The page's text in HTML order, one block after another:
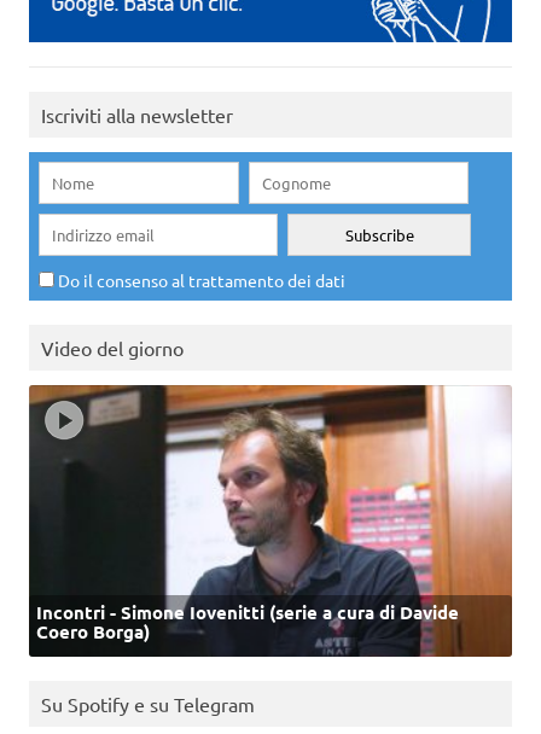
Iscriviti alla newsletter
Do il consenso al trattamento dei dati
Video del giorno
Incontri - Simone Iovenitti (serie a cura di Davide
Coero Borga)
Su Spotify e su Telegram